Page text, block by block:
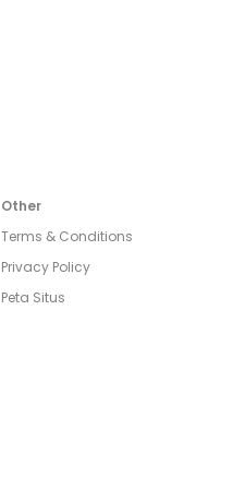
Other
Terms & Conditions
Privacy Policy
Peta Situs